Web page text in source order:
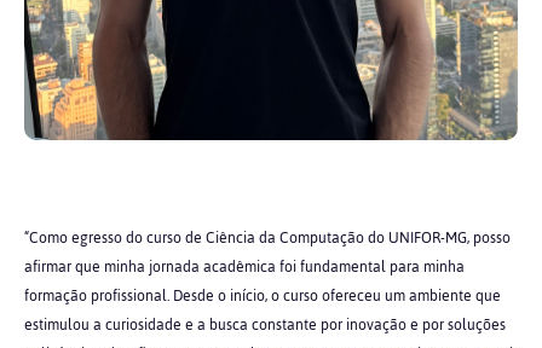
“Como egresso do curso de Ciência da Computação do UNIFOR-MG, posso
afirmar que minha jornada acadêmica foi fundamental para minha
formação profissional. Desde o início, o curso ofereceu um ambiente que
estimulou a curiosidade e a busca constante por inovação e por soluções